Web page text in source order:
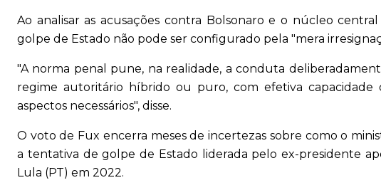
Ao analisar as acusações contra Bolsonaro e o núcleo
golpe de Estado não pode ser configurado pela "mera
"A norma penal pune, na realidade, a conduta
regime autoritário híbrido ou puro, com efetiva capacidade
aspectos necessários", disse.
O voto de Fux encerra meses de incertezas sobre como o
a tentativa de golpe de Estado liderada pelo ex-presidente
Lula (PT) em 2022.